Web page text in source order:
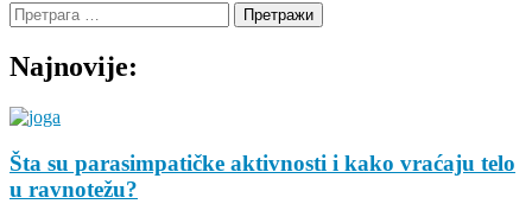
Претрага
за:
Najnovije:
Šta su parasimpatičke aktivnosti i kako vraćaju telo
u ravnotežu?